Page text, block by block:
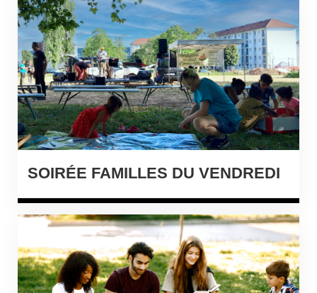
SOIRÉE FAMILLES DU VENDREDI